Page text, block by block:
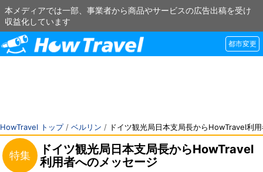
本メディアでは一部、事業者から商品やサービスの広告出稿を受け
収益化しています
都市変更
HowTravel トップ/ ベルリン / ドイツ観光局日本支局長からHowTravel利
特集
ドイツ観光局日本支局長からHowTravel
利用者へのメッセージ